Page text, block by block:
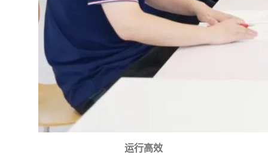
运行高效